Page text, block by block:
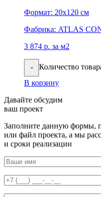
Формат: 20х120 см
Фабрика: ATLAS
3 874 р. за м2
- Количество
В корзину
Давайте обсудим
ваш проект
Заполните данную формы,
или файл проекта, а мы
и сроки реализации